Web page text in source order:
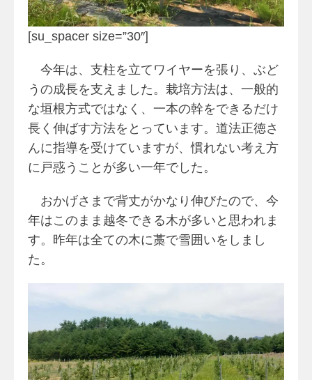
[su_spacer size=”30″]
今年は、支柱を立てワイヤーを張り、ぶど
うの成長を支えました。栽培方法は、一般的
な垣根方式ではなく、一本の幹をできるだけ
長く伸ばす方法をとっています。道法正徳さ
んに指導を受けていますが、慣れない考え方
に戸惑うことが多い一年でした。
おかげさまで背丈がかなり伸びたので、今
年はこのまま越冬できる木が多いと思われま
す。昨年は全ての木に藁で雪囲いをしまし
た。